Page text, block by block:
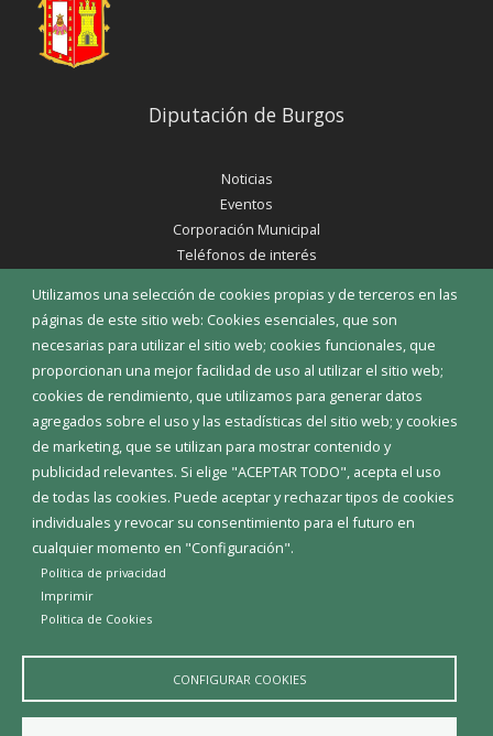
Utilizamos una selección de cookies propias y de terceros en las
páginas de este sitio web: Cookies esenciales, que son
necesarias para utilizar el sitio web; cookies funcionales, que
proporcionan una mejor facilidad de uso al utilizar el sitio web;
cookies de rendimiento, que utilizamos para generar datos
agregados sobre el uso y las estadísticas del sitio web; y cookies
de marketing, que se utilizan para mostrar contenido y
publicidad relevantes. Si elige "ACEPTAR TODO", acepta el uso
de todas las cookies. Puede aceptar y rechazar tipos de cookies
individuales y revocar su consentimiento para el futuro en
cualquier momento en "Configuración".
Política de privacidad
Imprimir
Politica de Cookies
CONFIGURAR COOKIES
Diputación de Burgos
Noticias
Eventos
Corporación Municipal
Teléfonos de interés
Diputación de Burgos
Declaración de accesibilidad